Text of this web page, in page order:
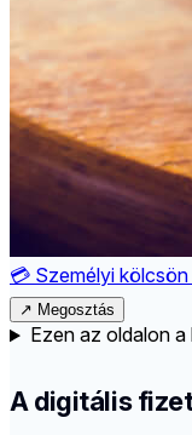
💳 Személyi
↗ Megosztás
Ezen az oldalon
A digitális